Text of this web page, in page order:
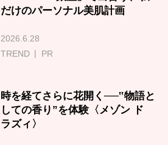
だけのパーソナル美肌計画
2026.6.28
TREND
PR
時を経てさらに花開く──‟物語と
しての香り”を体験〈メゾン ド
ラズィ〉